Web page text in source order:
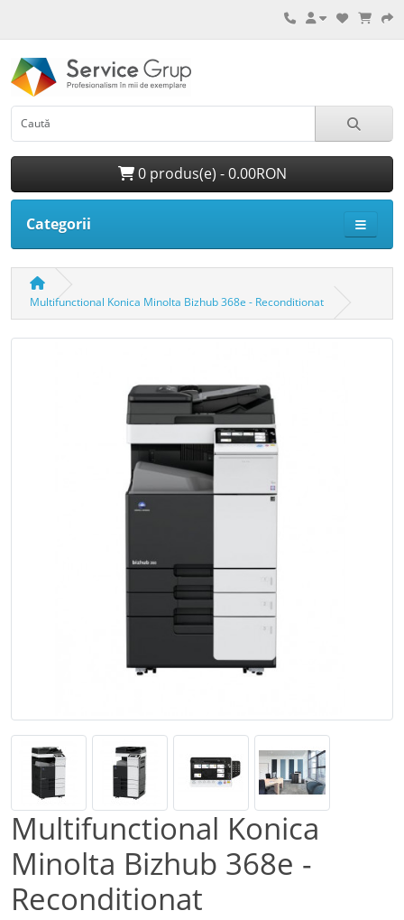
0 produs(e) - 0.00RON
Categorii
Multifunctional Konica Minolta Bizhub 368e - Reconditionat
Multifunctional Konica
Minolta Bizhub 368e -
Reconditionat